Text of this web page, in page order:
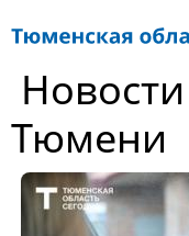
Тюмени